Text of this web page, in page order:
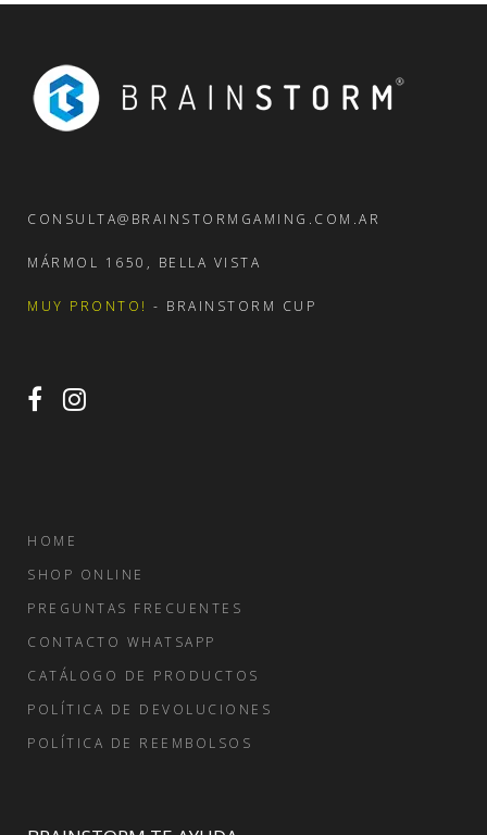
CONSULTA@BRAINSTORMGAMING.COM.AR
MÁRMOL 1650, BELLA VISTA
MUY PRONTO! - BRAINSTORM CUP
HOME
SHOP ONLINE
PREGUNTAS FRECUENTES
CONTACTO WHATSAPP
CATÁLOGO DE PRODUCTOS
POLÍTICA DE DEVOLUCIONES
POLÍTICA DE REEMBOLSOS